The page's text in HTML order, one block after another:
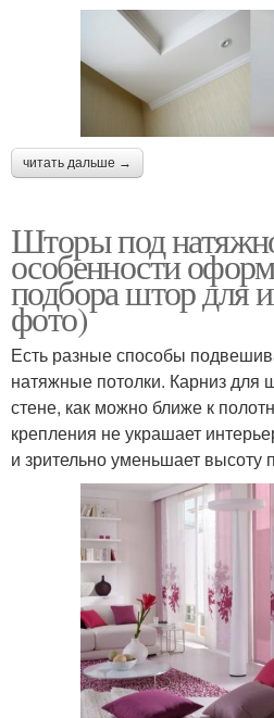
читать дальше →
Шторы под
особенности
подбора штор для
фото)
Есть разные способы
натяжные потолки. Карниз для
стене, как можно ближе к
крепления не украшает
и зрительно уменьшает